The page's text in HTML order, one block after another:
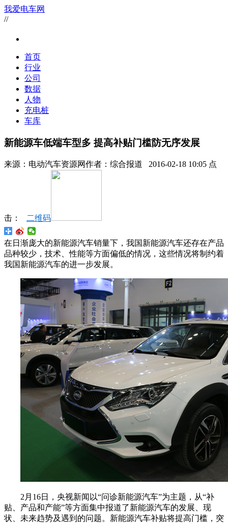
我爱电车网
//
首页
行业
公司
数据
人物
充电桩
车库
新能源车低端车型多 提高补贴门槛防无序发展
来源： 电动汽车资源网作者： 综合报道 2016-02-18 10:05 点
击： 二维码
在日渐庞大的新能源汽车销量下，我国新能源汽车还存在产品
品种较少，技术、性能等方面偏低的情况，这些情况将制约着
我国新能源汽车的进一步发展。
2月16日，央视新闻以“问诊新能源汽车”为主题，从“补
贴、产品和产能”等方面集中报道了新能源汽车的发展、现
状、未来趋势及遇到的问题。新能源汽车补贴将提高门槛，突